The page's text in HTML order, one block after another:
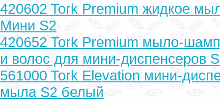
420602 Tork Premium жидкое
Мини S2
420652 Tork Premium мыло-
и волос для мини-диспенсеров
561000 Tork Elevation мини-
мыла S2 белый